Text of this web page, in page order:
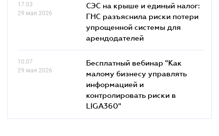
17.03
29 мая 2026
СЭС на крыше и единый налог:
ГНС разъяснила риски потери
упрощенной системы для
арендодателей
10.07
29 мая 2026
Бесплатный вебинар "Как
малому бизнесу управлять
информацией и
контролировать риски в
LIGA360"